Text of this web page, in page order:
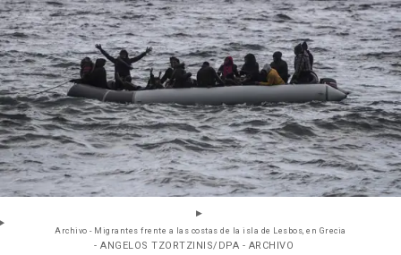
Archivo - Migrantes frente a las costas de la isla de Lesbos, en Grecia
- ANGELOS TZORTZINIS/DPA - ARCHIVO